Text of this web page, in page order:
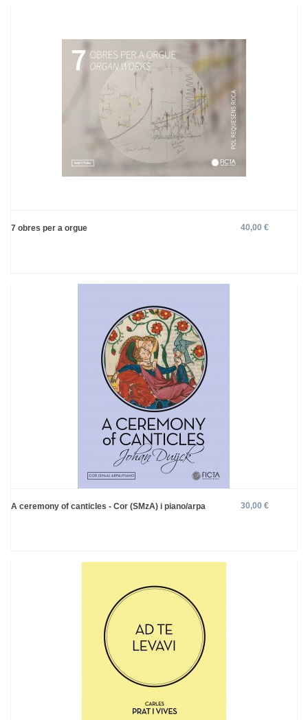
7 obres per a orgue 40,00 €
A ceremony of canticles - Cor (SMzA) i piano/arpa 30,00 €